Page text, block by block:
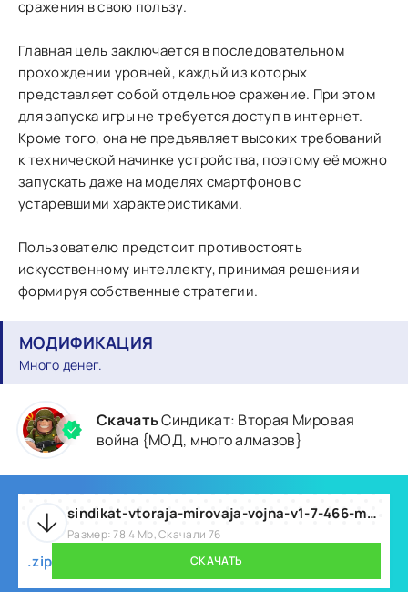
сражения в свою пользу.
Главная цель заключается в последовательном
прохождении уровней, каждый из которых
представляет собой отдельное сражение. При этом
для запуска игры не требуется доступ в интернет.
Кроме того, она не предъявляет высоких требований
к технической начинке устройства, поэтому её можно
запускать даже на моделях смартфонов с
устаревшими характеристиками.
Пользователю предстоит противостоять
искусственному интеллекту, принимая решения и
формируя собственные стратегии.
МОДИФИКАЦИЯ
Много денег.
СкачатьСиндикат: Вторая Мировая
война {МОД, много алмазов}
sindikat-vtoraja-mirovaja-vojna-v1-7-466-mod.zip
Размер: 78.4 Mb, Скачали 76
.zip СКАЧАТЬ